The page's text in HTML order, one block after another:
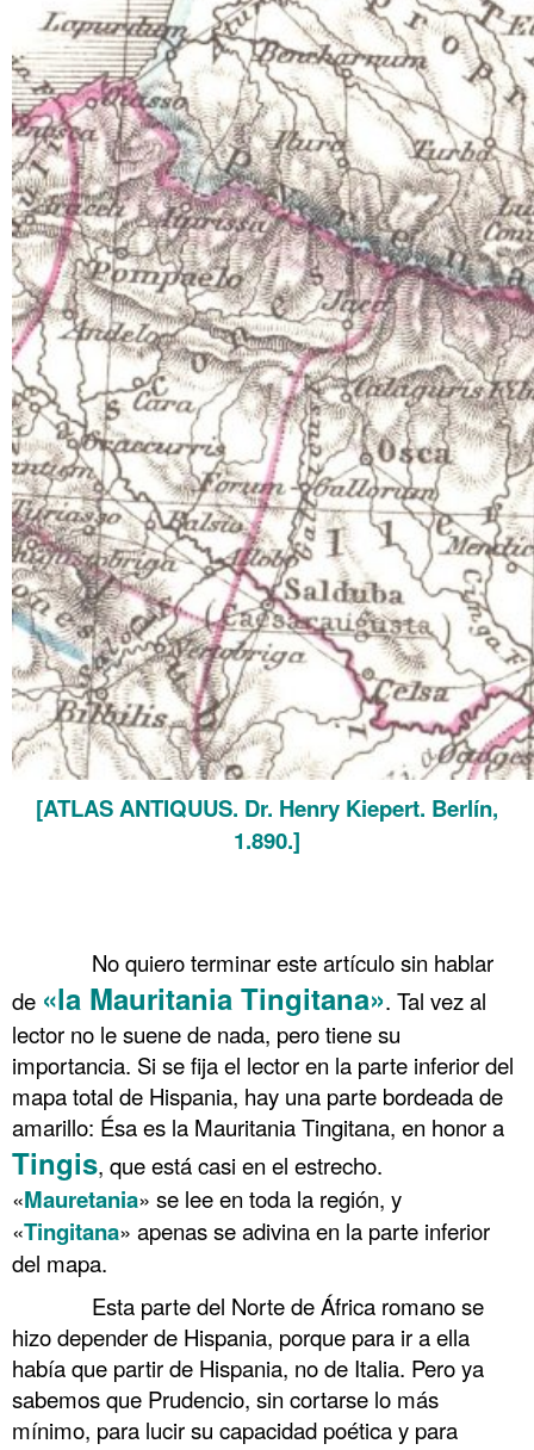
[ATLAS ANTIQUUS. Dr. Henry Kiepert. Berlín,
1.890.]
No quiero terminar este artículo sin hablar
de «la Mauritania Tingitana». Tal vez al
lector no le suene de nada, pero tiene su
importancia. Si se fija el lector en la parte inferior del
mapa total de Hispania, hay una parte bordeada de
amarillo: Ésa es la Mauritania Tingitana, en honor a
Tingis, que está casi en el estrecho.
«Mauretania» se lee en toda la región, y
«Tingitana» apenas se adivina en la parte inferior
del mapa.
Esta parte del Norte de África romano se
hizo depender de Hispania, porque para ir a ella
había que partir de Hispania, no de Italia. Pero ya
sabemos que Prudencio, sin cortarse lo más
mínimo, para lucir su capacidad poética y para